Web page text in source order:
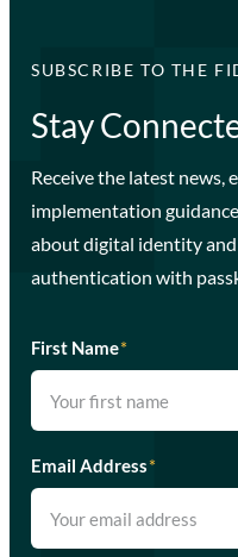
SUBSCRIBE TO THE
Stay
Receive the latest news,
implementation
about digital identity
authentication with
First Name*
Email Address*